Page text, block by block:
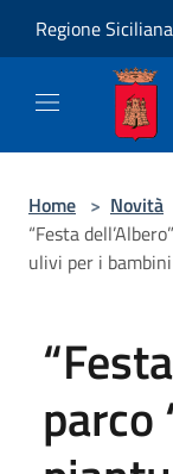
Regione Siciliana
Home > Novità
“Festa
ulivi per i
parco